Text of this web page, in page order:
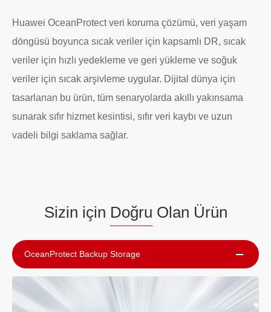
Huawei OceanProtect veri koruma çözümü, veri yaşam
döngüsü boyunca sıcak veriler için kapsamlı DR, sıcak
veriler için hızlı yedekleme ve geri yükleme ve soğuk
veriler için sıcak arşivleme uygular. Dijital dünya için
tasarlanan bu ürün, tüm senaryolarda akıllı yakınsama
sunarak sıfır hizmet kesintisi, sıfır veri kaybı ve uzun
vadeli bilgi saklama sağlar.
Sizin için Doğru Olan Ürün
OceanProtect Backup Storage